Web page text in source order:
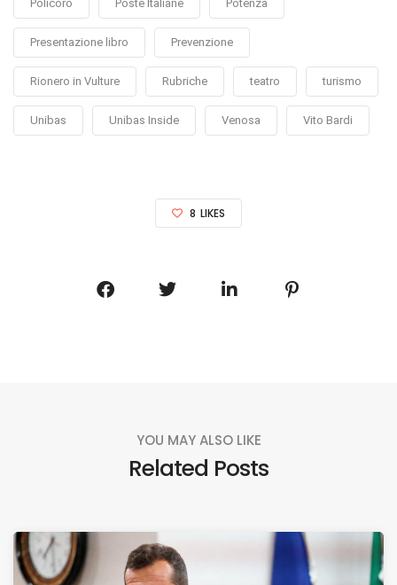
Policoro Poste Italiane Potenza
Presentazione libro Prevenzione
Rionero in Vulture Rubriche teatro turismo
Unibas Unibas Inside Venosa Vito Bardi
8 LIKES
YOU MAY ALSO LIKE
Related Posts